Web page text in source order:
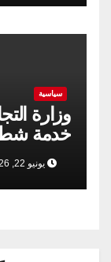
سياسية
وزارة
خدمة شطر
وجميع
يونيو 22, 2026